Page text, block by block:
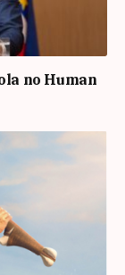
no Human